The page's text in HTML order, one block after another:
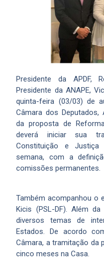
Presidente da APDF,
Presidente da ANAPE,
quinta-feira (03/03) de
Câmara dos Deputados,
da proposta de
deverá iniciar sua
Constituição e
semana, com a
comissões permanentes.
Também acompanhou o
Kicis (PSL-DF). Além
diversos temas de
Estados. De acordo
Câmara, a tramitação da
cinco meses na Casa.